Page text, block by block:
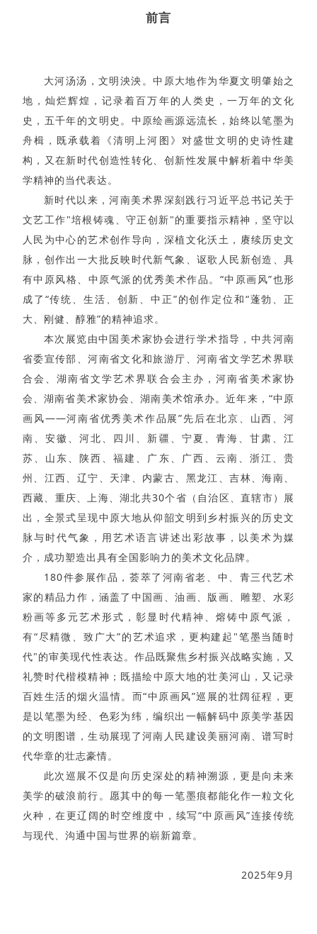
前言
大河汤汤，文明泱泱。中原大地作为华夏文明肇始之
地，灿烂辉煌，记录着百万年的人类史，一万年的文化
史，五千年的文明史。中原绘画源远流长，始终以笔墨为
舟楫，既承载着《清明上河图》对盛世文明的史诗性建
构，又在新时代创造性转化、创新性发展中解析着中华美
学精神的当代表达。
新时代以来，河南美术界深刻践行习近平总书记关于
文艺工作"培根铸魂、守正创新"的重要指示精神，坚守以
人民为中心的艺术创作导向，深植文化沃土，赓续历史文
脉，创作出一大批反映时代新气象、讴歌人民新创造、具
有中原风格、中原气派的优秀美术作品。“中原画风”也形
成了“传统、生活、创新、中正”的创作定位和“蓬勃、正
大、刚健、醇雅”的精神追求。
本次展览由中国美术家协会进行学术指导，中共河南
省委宣传部、河南省文化和旅游厅、河南省文学艺术界联
合会、湖南省文学艺术界联合会主办，河南省美术家协
会、湖南省美术家协会、湖南美术馆承办。近年来，“中原
画风——河南省优秀美术作品展”先后在北京、山西、河
南、安徽、河北、四川、新疆、宁夏、青海、甘肃、江
苏、山东、陕西、福建、广东、广西、云南、浙江、贵
州、江西、辽宁、天津、内蒙古、黑龙江、吉林、海南、
西藏、重庆、上海、湖北共30个省（自治区、直辖市）展
出，全景式呈现中原大地从仰韶文明到乡村振兴的历史文
脉与时代气象，用艺术语言讲述出彩故事，以美术为媒
介，成功塑造出具有全国影响力的美术文化品牌。
180件参展作品，荟萃了河南省老、中、青三代艺术
家的精品力作，涵盖了中国画、油画、版画、雕塑、水彩
粉画等多元艺术形式，彰显时代精神、熔铸中原气派，
有“尽精微、致广大”的艺术追求，更构建起"笔墨当随时
代"的审美现代性表达。作品既聚焦乡村振兴战略实施，又
礼赞时代楷模精神；既描绘中原大地的壮美河山，又记录
百姓生活的烟火温情。而“中原画风”巡展的壮阔征程，更
是以笔墨为经、色彩为纬，编织出一幅解码中原美学基因
的文明图谱，生动展现了河南人民建设美丽河南、谱写时
代华章的壮志豪情。
此次巡展不仅是向历史深处的精神溯源，更是向未来
美学的破浪前行。愿其中的每一笔墨痕都能化作一粒文化
火种，在更辽阔的时空维度中，续写“中原画风”连接传统
与现代、沟通中国与世界的崭新篇章。
2025年9月